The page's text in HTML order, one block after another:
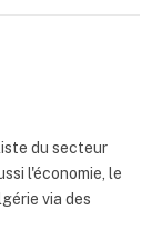
du secteur
l'économie, le
via des